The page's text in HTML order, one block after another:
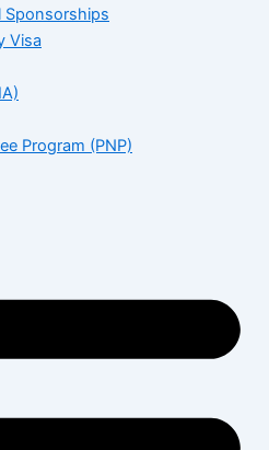
Sponsorships
Visa
Program (PNP)